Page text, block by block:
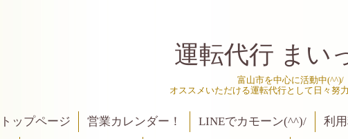
運転代行 まい
富山市を中心に活動中(^^)/
オススメいただける運転代行として日々努
トップページ 営業カレンダー！ LINEでカモーン(^^)/ 利用